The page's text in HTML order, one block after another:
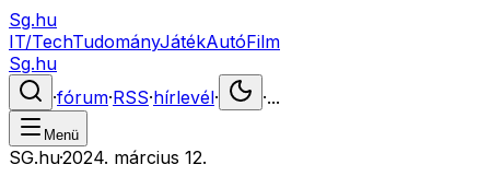
Sg.hu
IT/TechTudományJátékAutóFilm
Sg.hu
·fórum·RSS·hírlevél· ·...
Menü
SG.hu·2024. március 12.